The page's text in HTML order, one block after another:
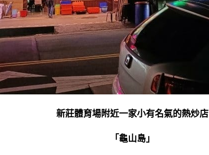
新莊體育場附近一家小有名氣的熱炒店
「龜山島」